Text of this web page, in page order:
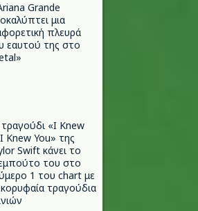
Grande
μια
πλευρά
εαυτού της στο
«I Knew
Knew You» της
Swift κάνει το
του στο
1 του chart με
τραγούδια